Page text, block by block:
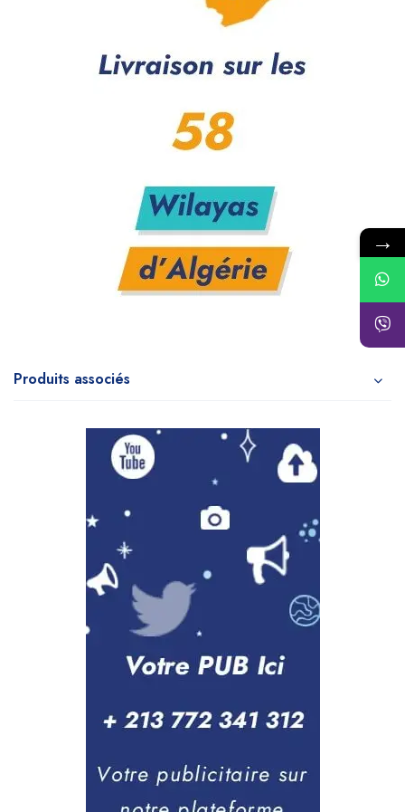
Produits associés
→